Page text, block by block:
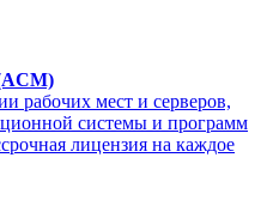
рабочих мест и серверов,
системы и программ
лицензия на каждое